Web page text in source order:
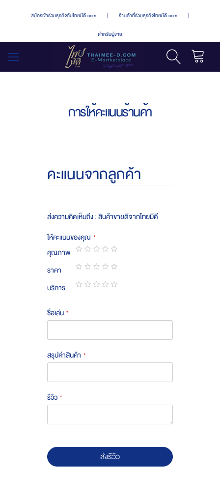
สมัครเข้าร่วมธุรกิจกับไทยมีดี.com | ร้านค้าที่ร่วมธุรกิจไทยมีดี.com |
สำหรับผู้ขาย
การให้คะแนนร้านค้า
คะแนนจากลูกค้า
ส่งความคิดเห็นถึง : สินค้าขายดีจากไทยมีดี
ให้คะแนนของคุณ
คุณภาพ
1
star
2
stars
3
stars
4
stars
5
stars
ราคา
1
star
2
stars
3
stars
4
stars
5
stars
บริการ
ชื่อเล่น
สรุปค่าสินค้า
รีวิว
ส่งรีวิว